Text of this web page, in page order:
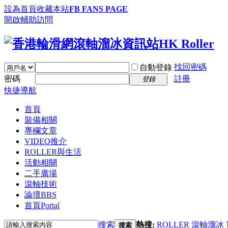
設為首頁收藏本站FB FANS PAGE
開啟輔助訪問
自動登錄 找回密碼
密碼
登錄
註冊
快捷導航
首頁
裝備相關
專欄文章
VIDEO推介
ROLLER與生活
活動相關
二手廣場
滾軸技術
論壇BBS
首頁Portal
搜索 搜索 熱搜: ROLLER 滾軸溜冰